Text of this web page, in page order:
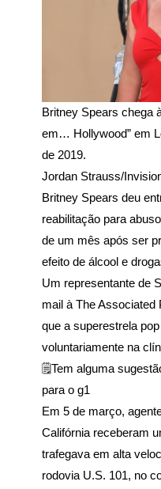
Britney Spears chega
em… Hollywood” em
de 2019.
Jordan Strauss/
Britney Spears deu
reabilitação para
de um mês após ser
efeito de álcool e
Um representante de
mail à The Associated
que a superestrela
voluntariamente na
🗒️Tem alguma
para o g1
Em 5 de março,
Califórnia receberam
trafegava em alta
rodovia U.S. 101, no